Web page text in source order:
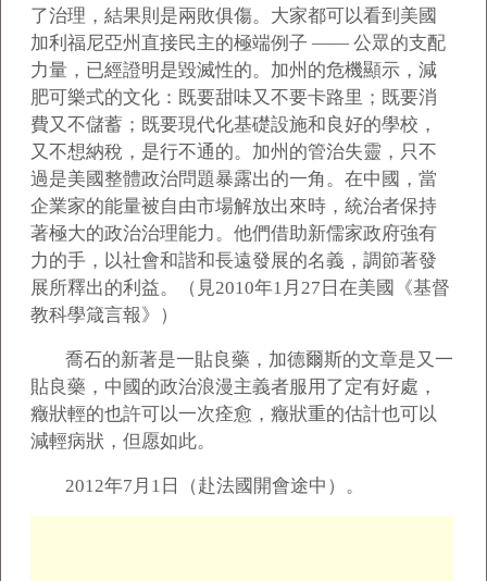
了治理，結果則是兩敗俱傷。大家都可以看到美國
加利福尼亞州直接民主的極端例子 —— 公眾的支配
力量，已經證明是毀滅性的。加州的危機顯示，減
肥可樂式的文化：既要甜味又不要卡路里；既要消
費又不儲蓄；既要現代化基礎設施和良好的學校，
又不想納稅，是行不通的。加州的管治失靈，只不
過是美國整體政治問題暴露出的一角。在中國，當
企業家的能量被自由市場解放出來時，統治者保持
著極大的政治治理能力。他們借助新儒家政府強有
力的手，以社會和諧和長遠發展的名義，調節著發
展所釋出的利益。（見2010年1月27日在美國《基督
教科學箴言報》）
喬石的新著是一貼良藥，加德爾斯的文章是又一
貼良藥，中國的政治浪漫主義者服用了定有好處，
癥狀輕的也許可以一次痊愈，癥狀重的估計也可以
減輕病狀，但愿如此。
2012年7月1日（赴法國開會途中）。